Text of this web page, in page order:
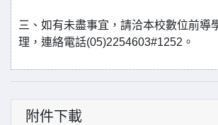
三、如有未盡事宜，請洽本校數位前導
理，連絡電話(05)2254603#1252。
附件下載